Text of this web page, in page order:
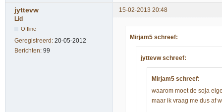
jyttevw
15-02-2013 20:48
Lid
Offline
Geregistreerd: 20-05-2012
Berichten: 99
Mirjam5 schreef:
jyttevw schreef:
Mirjam5 schreef:
waarom moet de soja
maar ik vraag me dus af